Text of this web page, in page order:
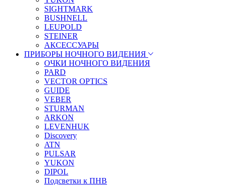
SIGHTMARK
BUSHNELL
LEUPOLD
STEINER
АКСЕССУАРЫ
ПРИБОРЫ НОЧНОГО ВИДЕНИЯ
ОЧКИ НОЧНОГО ВИДЕНИЯ
PARD
VECTOR OPTICS
GUIDE
VEBER
STURMAN
ARKON
LEVENHUK
Discovery
ATN
PULSAR
YUKON
DIPOL
Подсветки к ПНВ